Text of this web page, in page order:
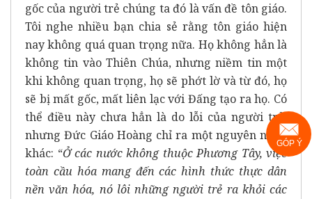
gốc của người trẻ chúng ta đó là vấn đề tôn giáo.
Tôi nghe nhiều bạn chia sẻ rằng tôn giáo hiện
nay không quá quan trọng nữa. Họ không hẳn là
không tin vào Thiên Chúa, nhưng niềm tin một
khi không quan trọng, họ sẽ phớt lờ và từ đó, họ
sẽ bị mất gốc, mất liên lạc với Đấng tạo ra họ. Có
thể điều này chưa hẳn là do lỗi của người trẻ,
nhưng Đức Giáo Hoàng chỉ ra một nguyên nhân
khác: “Ở các nước không thuộc Phương Tây, việc
toàn cầu hóa mang đến các hình thức thực dân
nền văn hóa, nó lôi những người trẻ ra khỏi các
GÓP Ý